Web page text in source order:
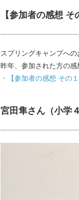
【参加者の感想
スプリングキャンプへ
昨年、参加された方の
・【参加者の感想 その
宮田隼さん（小学